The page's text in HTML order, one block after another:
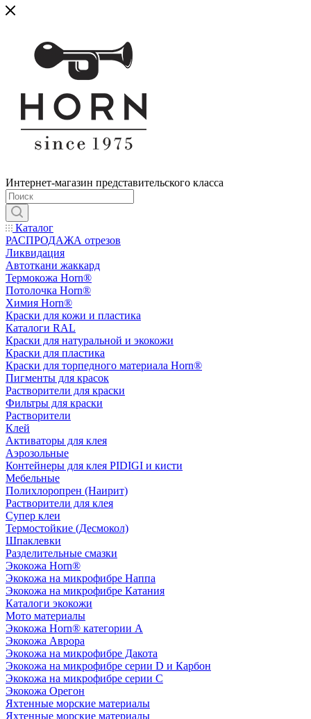
Интернет-магазин представительского класса
Каталог
РАСПРОДАЖА отрезов
Ликвидация
Автоткани жаккард
Термокожа Horn®
Потолочка Horn®
Химия Horn®
Краски для кожи и пластика
Каталоги RAL
Краски для натуральной и экокожи
Краски для пластика
Краски для торпедного материала Horn®
Пигменты для красок
Растворители для краски
Фильтры для краски
Растворители
Клей
Активаторы для клея
Аэрозольные
Контейнеры для клея PIDIGI и кисти
Мебельные
Полихлоропрен (Наирит)
Растворители для клея
Супер клеи
Термостойкие (Десмокол)
Шпаклевки
Разделительные смазки
Экокожа Horn®
Экокожа на микрофибре Наппа
Экокожа на микрофибре Катания
Каталоги экокожи
Мото материалы
Экокожа Horn® категории A
Экокожа Аврора
Экокожа на микрофибре Дакота
Экокожа на микрофибре серии D и Карбон
Экокожа на микрофибре серии С
Экокожа Орегон
Яхтенные морские материалы
Яхтенные морские материалы